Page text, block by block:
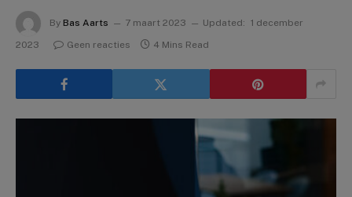
By Bas Aarts 7 maart 2023 Updated: 1 december
2023
Geen reacties 4 Mins Read